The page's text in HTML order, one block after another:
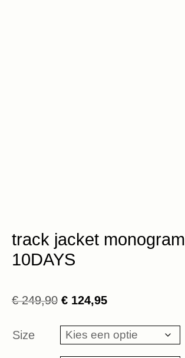
track jacket monogram
10DAYS
€249,90 Oorspronkelijke
was:
€ 249,90.
€ 124,95Huidige
is:
€ 124,95.
Size